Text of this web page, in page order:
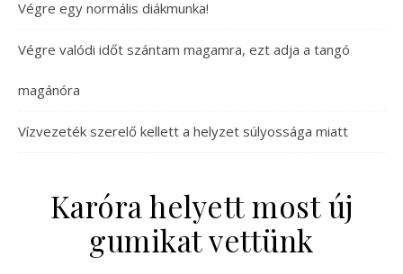
Végre egy normális diákmunka!
Végre valódi időt szántam magamra, ezt adja a tangó
magánóra
Vízvezeték szerelő kellett a helyzet súlyossága miatt
Karóra helyett most új
gumikat vettünk